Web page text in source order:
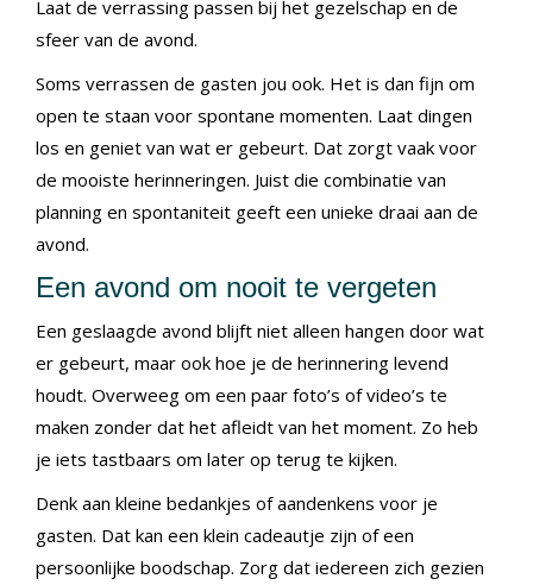
Laat de verrassing passen bij het gezelschap en de
sfeer van de avond.
Soms verrassen de gasten jou ook. Het is dan fijn om
open te staan voor spontane momenten. Laat dingen
los en geniet van wat er gebeurt. Dat zorgt vaak voor
de mooiste herinneringen. Juist die combinatie van
planning en spontaniteit geeft een unieke draai aan de
avond.
Een avond om nooit te vergeten
Een geslaagde avond blijft niet alleen hangen door wat
er gebeurt, maar ook hoe je de herinnering levend
houdt. Overweeg om een paar foto’s of video’s te
maken zonder dat het afleidt van het moment. Zo heb
je iets tastbaars om later op terug te kijken.
Denk aan kleine bedankjes of aandenkens voor je
gasten. Dat kan een klein cadeautje zijn of een
persoonlijke boodschap. Zorg dat iedereen zich gezien